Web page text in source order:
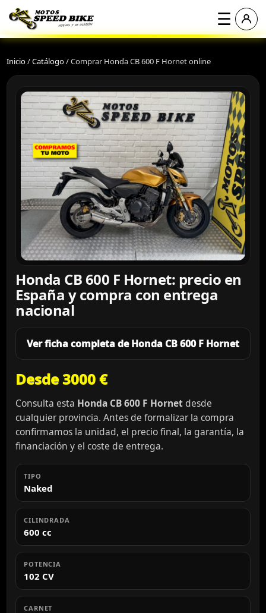
☰
Inicio/Catálogo/Comprar Honda CB 600 F Hornet online
Honda CB 600 F Hornet: precio en
España y compra con entrega
nacional
Ver ficha completa de Honda CB 600 F Hornet
Desde 3000 €
Consulta esta Honda CB 600 F Hornet desde
cualquier provincia. Antes de formalizar la compra
confirmamos la unidad, el precio final, la garantía, la
financiación y el coste de entrega.
TIPO
Naked
CILINDRADA
600 cc
POTENCIA
102 CV
CARNET